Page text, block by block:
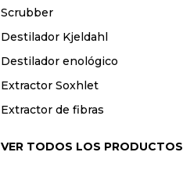
Scrubber
Destilador Kjeldahl
Destilador enológico
Extractor Soxhlet
Extractor de fibras
VER TODOS LOS PRODUCTOS